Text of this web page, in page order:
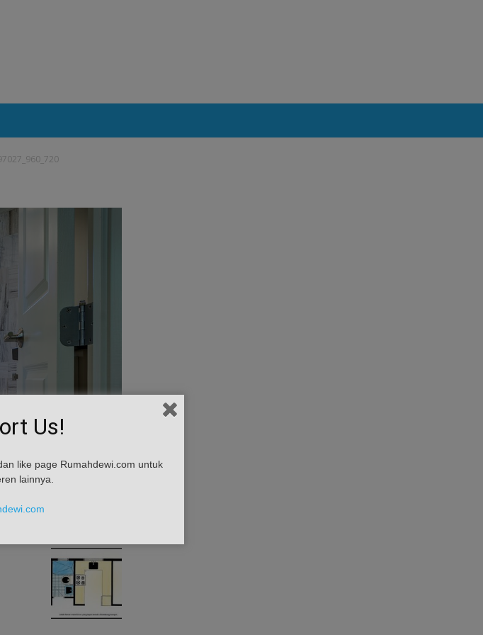
Us!
like page Rumahdewi.com untuk
lainnya.